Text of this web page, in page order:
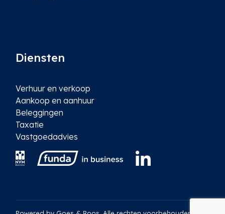
Diensten
Verhuur en verkoop
Aankoop en aanhuur
Beleggingen
Taxatie
Vastgoedadvies